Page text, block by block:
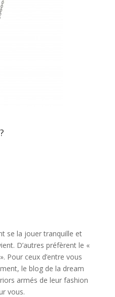
se la jouer tranquille et
D’autres préfèrent le «
Pour ceux d’entre vous
le blog de la dream
armés de leur fashion
vous.